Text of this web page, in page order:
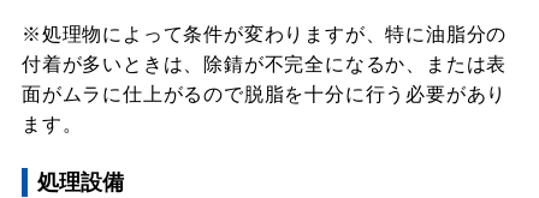
※処理物によって条件が変わりますが、特に油脂分の
付着が多いときは、除錆が不完全になるか、または表
面がムラに仕上がるので脱脂を十分に行う必要があり
ます。
処理設備